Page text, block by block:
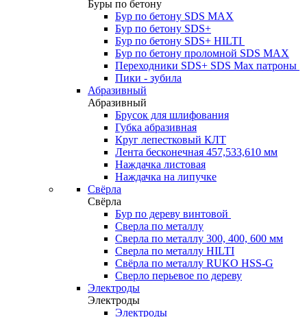
Буры по бетону
Бур по бетону SDS MAX
Бур по бетону SDS+
Бур по бетону SDS+ HILTI
Бур по бетону проломной SDS MAX
Переходники SDS+ SDS Max патроны
Пики - зубила
Абразивный
Абразивный
Брусок для шлифования
Губка абразивная
Круг лепестковый КЛТ
Лента бесконечная 457,533,610 мм
Наждачка листовая
Наждачка на липучке
Свёрла
Свёрла
Бур по дереву винтовой
Сверла по металлу
Сверла по металлу 300, 400, 600 мм
Сверла по металлу HILTI
Свёрла по металлу RUKO HSS-G
Сверло перьевое по дереву
Электроды
Электроды
Электроды